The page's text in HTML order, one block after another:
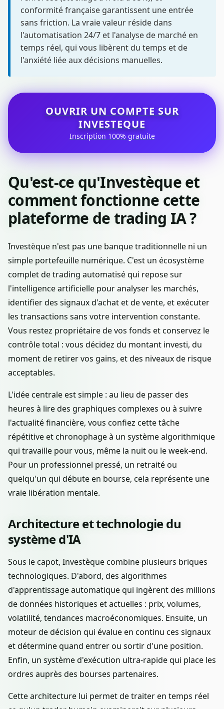
conformité française garantissent une entrée
sans friction. La vraie valeur réside dans
l'automatisation 24/7 et l'analyse de marché en
temps réel, qui vous libèrent du temps et de
l'anxiété liée aux décisions manuelles.
OUVRIR UN COMPTE SUR
INVESTEQUE
Inscription 100% gratuite
Qu'est-ce qu'Investèque et
comment fonctionne cette
plateforme de trading IA ?
Investèque n'est pas une banque traditionnelle ni un
simple portefeuille numérique. C'est un écosystème
complet de trading automatisé qui repose sur
l'intelligence artificielle pour analyser les marchés,
identifier des signaux d'achat et de vente, et exécuter
les transactions sans votre intervention constante.
Vous restez propriétaire de vos fonds et conservez le
contrôle total : vous décidez du montant investi, du
moment de retirer vos gains, et des niveaux de risque
acceptables.
L'idée centrale est simple : au lieu de passer des
heures à lire des graphiques complexes ou à suivre
l'actualité financière, vous confiez cette tâche
répétitive et chronophage à un système algorithmique
qui travaille pour vous, même la nuit ou le week-end.
Pour un professionnel pressé, un retraité ou
quelqu'un qui débute en bourse, cela représente une
vraie libération mentale.
Architecture et technologie du
système d'IA
Sous le capot, Investèque combine plusieurs briques
technologiques. D'abord, des algorithmes
d'apprentissage automatique qui ingèrent des millions
de données historiques et actuelles : prix, volumes,
volatilité, tendances macroéconomiques. Ensuite, un
moteur de décision qui évalue en continu ces signaux
et détermine quand entrer ou sortir d'une position.
Enfin, un système d'exécution ultra-rapide qui place les
ordres auprès des bourses partenaires.
Cette architecture lui permet de traiter en temps réel